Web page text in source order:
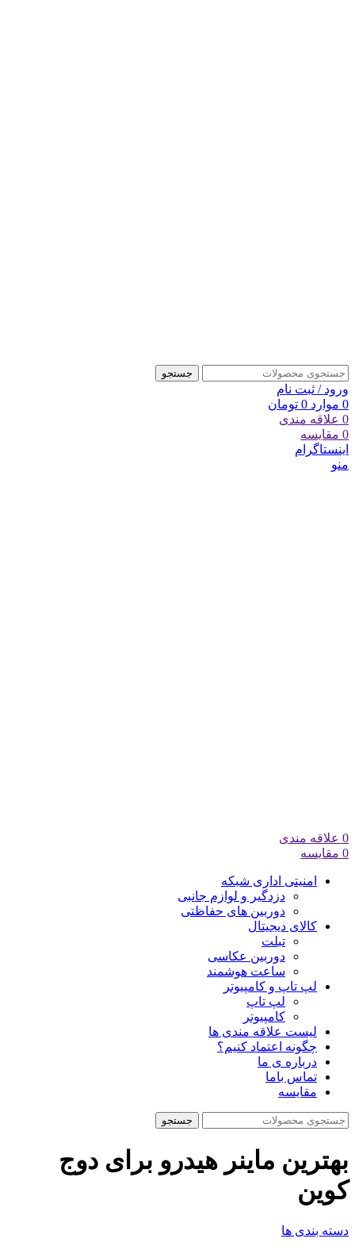
جستجو
ورود / ثبت نام
0 موارد 0 تومان
0 علاقه مندی
0 مقایسه
اینستاگرام
منو
0 علاقه مندی
0 مقایسه
امنیتی اداری شبکه
دزدگیر و لوازم جانبی
دوربین های حفاظتی
کالای دیجیتال
تبلت
دوربین عکاسی
ساعت هوشمند
لپ تاپ و کامپیوتر
لپ تاپ
کامپیوتر
لیست علاقه مندی ها
چگونه اعتماد کنیم؟
درباره ی ما
تماس باما
مقایسه
جستجو
بهترین ماینر هیدرو برای دوج
کوین
دسته بندی ها